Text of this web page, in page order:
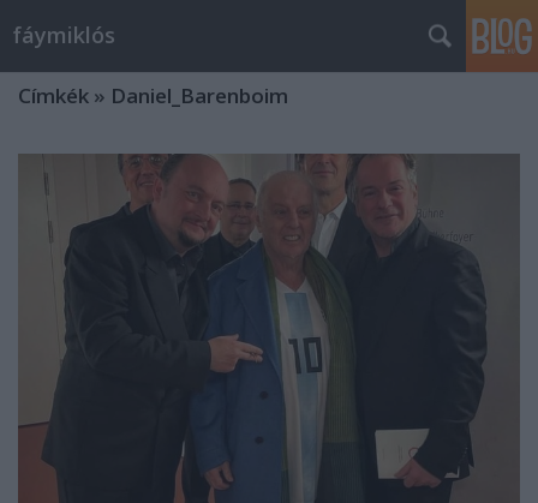
fáymiklós
Címkék » Daniel_Barenboim